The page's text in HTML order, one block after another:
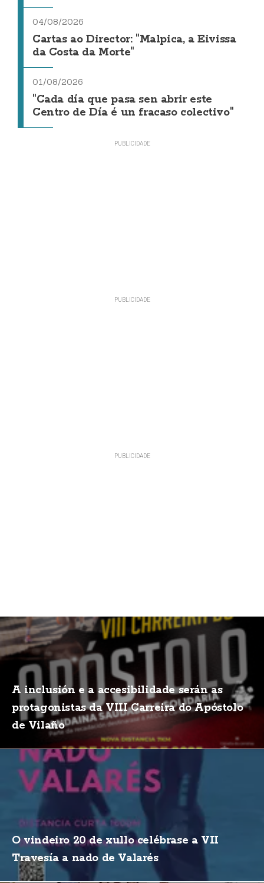
04/08/2026
Cartas ao Director: "Malpica, a Eivissa
da Costa da Morte"
01/08/2026
"Cada día que pasa sen abrir este
Centro de Día é un fracaso colectivo"
A inclusión e a accesibilidade serán as
protagonistas da VIII Carreira do Apóstolo
de Vilaño
O vindeiro 20 de xullo celébrase a VII
Travesía a nado de Valarés